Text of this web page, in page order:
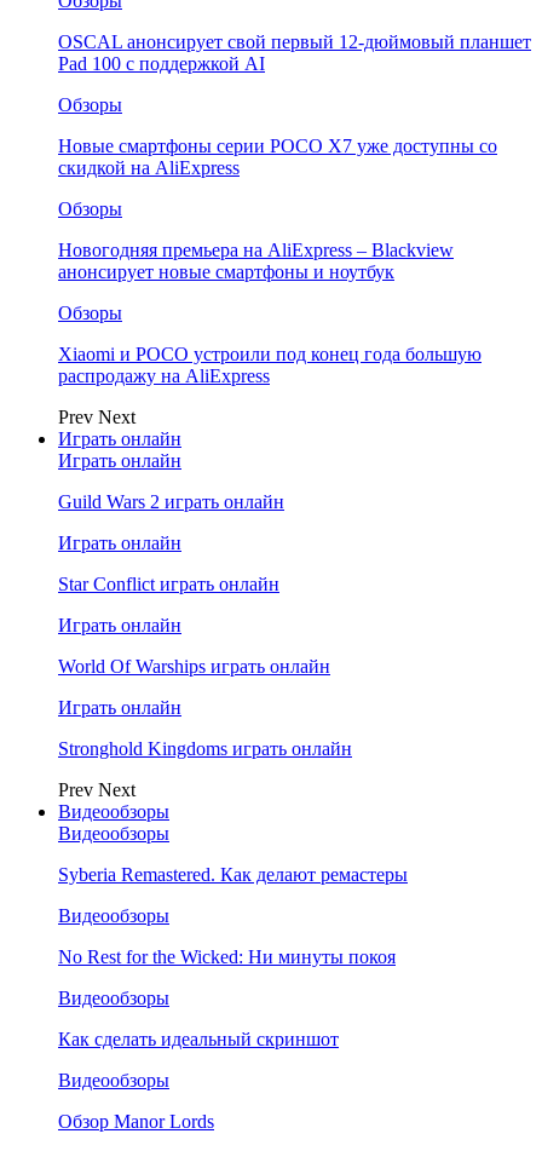
OSCAL анонсирует свой первый 12-дюймовый планшет
Pad 100 с поддержкой AI
Обзоры
Новые смартфоны серии POCO X7 уже доступны со
скидкой на AliExpress
Обзоры
Новогодняя премьера на AliExpress – Blackview
анонсирует новые смартфоны и ноутбук
Обзоры
Xiaomi и POCO устроили под конец года большую
распродажу на AliExpress
Prev Next
Играть онлайн
Играть онлайн
Guild Wars 2 играть онлайн
Играть онлайн
Star Conflict играть онлайн
Играть онлайн
World Of Warships играть онлайн
Играть онлайн
Stronghold Kingdoms играть онлайн
Prev Next
Видеообзоры
Видеообзоры
Syberia Remastered. Как делают ремастеры
Видеообзоры
No Rest for the Wicked: Ни минуты покоя
Видеообзоры
Как сделать идеальный скриншот
Видеообзоры
Обзор Manor Lords